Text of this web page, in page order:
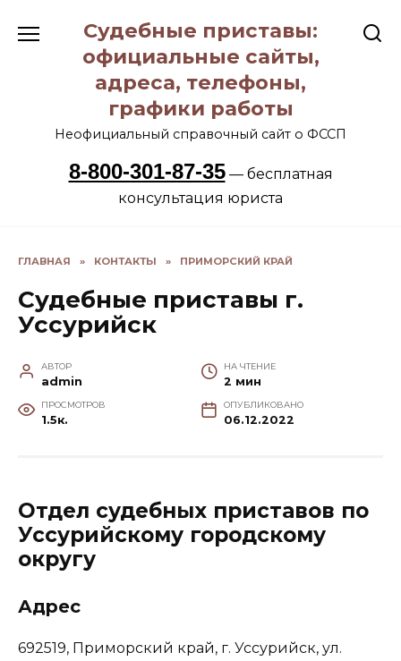
содержанию
Судебные приставы:
официальные сайты,
адреса, телефоны,
графики работы
Неофициальный справочный сайт о ФССП
8-800-301-87-35— бесплатная
консультация юриста
ГЛАВНАЯ » КОНТАКТЫ » ПРИМОРСКИЙ КРАЙ
Судебные приставы г.
Уссурийск
АВТОР
admin
НА ЧТЕНИЕ
2 мин
ПРОСМОТРОВ
1.5к.
ОПУБЛИКОВАНО
06.12.2022
Отдел судебных приставов по
Уссурийскому городскому
округу
Адрес
692519, Приморский край, г. Уссурийск, ул.